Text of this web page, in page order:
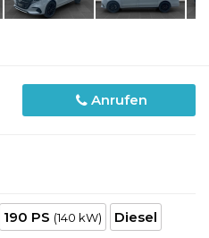
Anrufen
190 PS (140 kW)
Diesel